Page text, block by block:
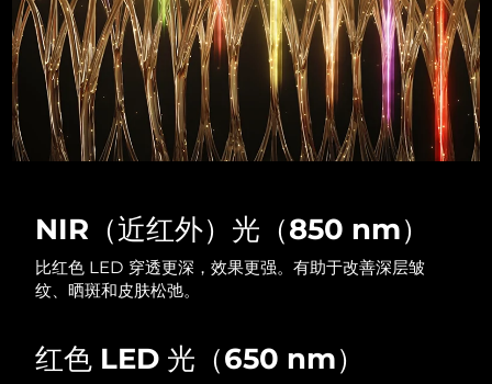
NIR（近红外）光（850 nm）
比红色 LED 穿透更深，效果更强。有助于改善深层皱
纹、晒斑和皮肤松弛。
红色 LED 光（650 nm）
FOREO APP
关于我们
科威特 预计送达日期8/10/26
拉脱维亚 预计送达日期8/10/26
黎巴嫩 预计送达日期8/11/26
卢森堡 预计送达日期 8/10/26
中国澳门特别行政区
马来西亚 预计送达日期